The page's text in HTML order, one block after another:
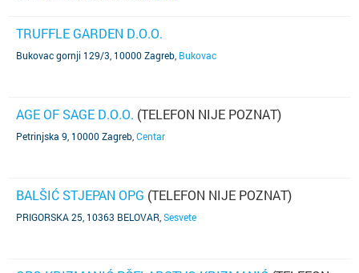
TRUFFLE GARDEN D.O.O.
Bukovac gornji 129/3, 10000 Zagreb Bukovac
AGE OF SAGE D.O.O. (TELEFON NIJE POZNAT)
Petrinjska 9, 10000 Zagreb Centar
BALŠIĆ STJEPAN OPG (TELEFON NIJE POZNAT)
PRIGORSKA 25, 10363 BELOVAR Sesvete